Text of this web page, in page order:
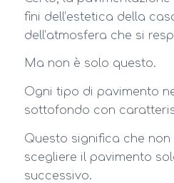
fini dell’estetica della
dell’atmosfera che si
Ma non è solo questo.
Ogni tipo di pavimento
sottofondo con
Questo significa che
scegliere il pavimento
successivo.